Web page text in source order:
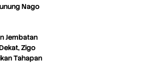
Nago
Jembatan
Zigo
Tahapan